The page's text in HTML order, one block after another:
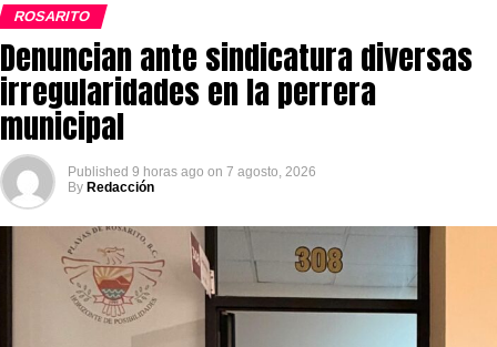
ROSARITO
Denuncian ante sindicatura diversas
irregularidades en la perrera
municipal
Published 9 horas ago on 7 agosto, 2026
By Redacción